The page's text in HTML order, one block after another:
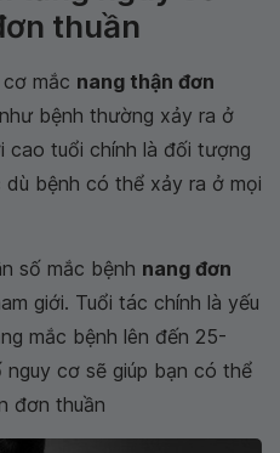
thuần
mắc nang thận đơn
bệnh thường xảy ra ở
cao tuổi chính là đối tượng
bệnh có thể xảy ra ở mọi
số mắc bệnh nang đơn
giới. Tuổi tác chính là yếu
mắc bệnh lên đến 25-
nguy cơ sẽ giúp bạn có thể
đơn thuần